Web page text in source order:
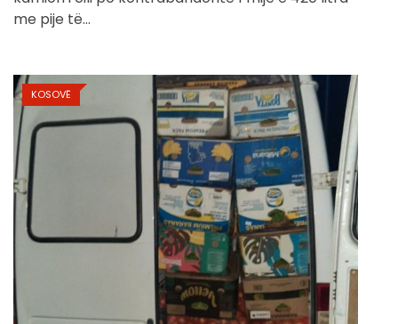
me pije të…
KOSOVË